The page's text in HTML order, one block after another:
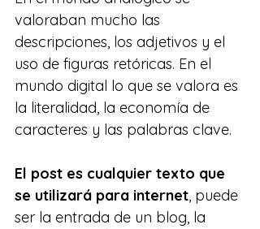
valoraban mucho las
descripciones, los adjetivos y el
uso de figuras retóricas. En el
mundo digital lo que se valora es
la literalidad, la economía de
caracteres y las palabras clave.
El post es cualquier texto que
se utilizará para internet, puede
ser la entrada de un blog, la